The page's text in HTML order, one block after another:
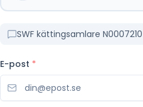
SWF kättingsamlare N0007210
E-post *